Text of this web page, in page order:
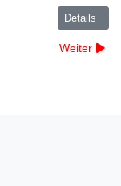
Details
Weiter